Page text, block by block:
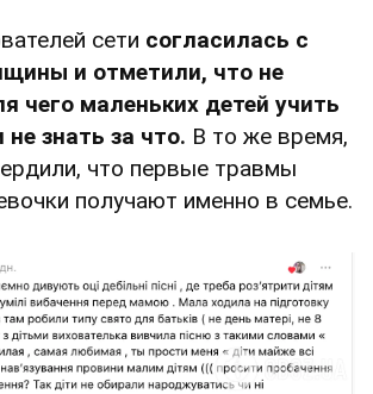
сети согласилась с
и отметили, что не
чего маленьких детей учить
не знать за что. В то же время,
что первые травмы
получают именно в семье.